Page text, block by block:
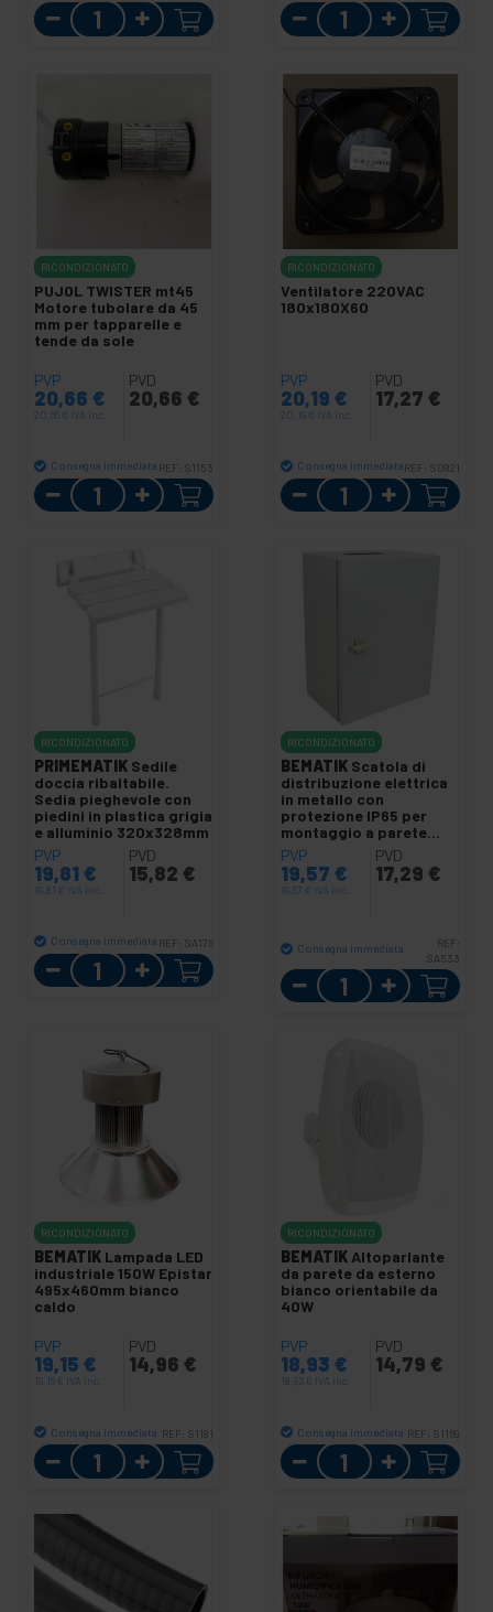
Quantità Quantità
RICONDIZIONATO
PUJOL TWISTER mt45
Motore tubolare da 45
mm per tapparelle e
tende da sole
PVP
20,66 €
20,66 € IVA inc.
PVD
20,66 €
Consegna immediata REF: S1153
Quantità
RICONDIZIONATO
Ventilatore 220VAC
180x180X60
PVP
20,19 €
20,19 € IVA inc.
PVD
17,27 €
Consegna immediataREF: S0821
Quantità
RICONDIZIONATO
PRIMEMATIK Sedile
doccia ribaltabile.
Sedia pieghevole con
piedini in plastica grigia
e alluminio 320x328mm
PVP
19,81 €
19,81 € IVA inc.
PVD
15,82 €
Consegna immediata REF: SA176
Quantità
RICONDIZIONATO
BEMATIK Scatola di
distribuzione elettrica
in metallo con
protezione IP65 per
montaggio a parete
200x200x150mm
PVP
19,57 €
19,57 € IVA inc.
PVD
17,29 €
Consegna immediata
REF:
SA533
Quantità
RICONDIZIONATO
BEMATIK Lampada LED
industriale 150W Epistar
495x460mm bianco
caldo
PVP
19,15 €
19,15 € IVA inc.
PVD
14,96 €
Consegna immediata REF: S1181
Quantità
RICONDIZIONATO
BEMATIK Altoparlante
da parete da esterno
bianco orientabile da
40W
PVP
18,93 €
18,93 € IVA inc.
PVD
14,79 €
Consegna immediata REF: S1169
Quantità